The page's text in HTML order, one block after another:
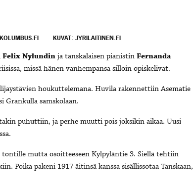
KUVAT: JYRILAITINEN.FI
Felix Nylundin ja tanskalaisen pianistin Fernanda
missä hänen vanhempansa silloin opiskelivat.
houkuttelemana. Huvila rakennettiin Asematie
samskolaan.
puhuttiin, ja perhe muutti pois joksikin aikaa. Uusi
mutta osoitteeseen Kylpyläntie 3. Siellä tehtiin
Poika pakeni 1917 äitinsä kanssa sisällissotaa Tanskaan,